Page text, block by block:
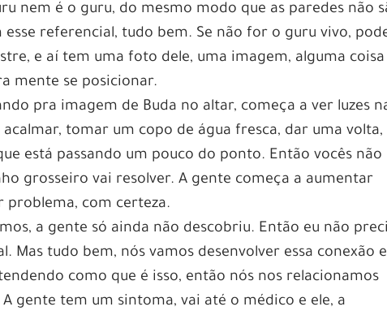
nem é o guru, do mesmo modo que as paredes não
esse referencial, tudo bem. Se não for o guru vivo,
e aí tem uma foto dele, uma imagem, alguma coisa
mente se posicionar.
pra imagem de Buda no altar, começa a ver luzes
tomar um copo de água fresca, dar uma volta,
está passando um pouco do ponto. Então vocês não
grosseiro vai resolver. A gente começa a aumentar
problema, com certeza.
a gente só ainda não descobriu. Então eu não
Mas tudo bem, nós vamos desenvolver essa conexão e
como que é isso, então nós nos relacionamos
gente tem um sintoma, vai até o médico e ele, a